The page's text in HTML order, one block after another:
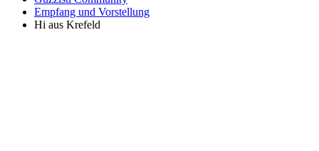
Empfang und Vorstellung
Hi aus Krefeld